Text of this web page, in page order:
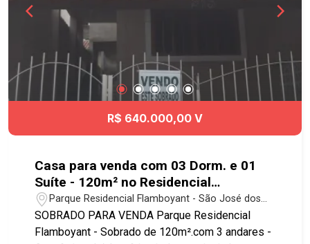
R$ 640.000,00 V
Casa para venda com 03 Dorm. e 01
Suíte - 120m² no Residencial
Flamboyant
Parque Residencial Flamboyant - São José dos
Campos/SP
SOBRADO PARA VENDA Parque Residencial
Flamboyant - Sobrado de 120m².com 3 andares -